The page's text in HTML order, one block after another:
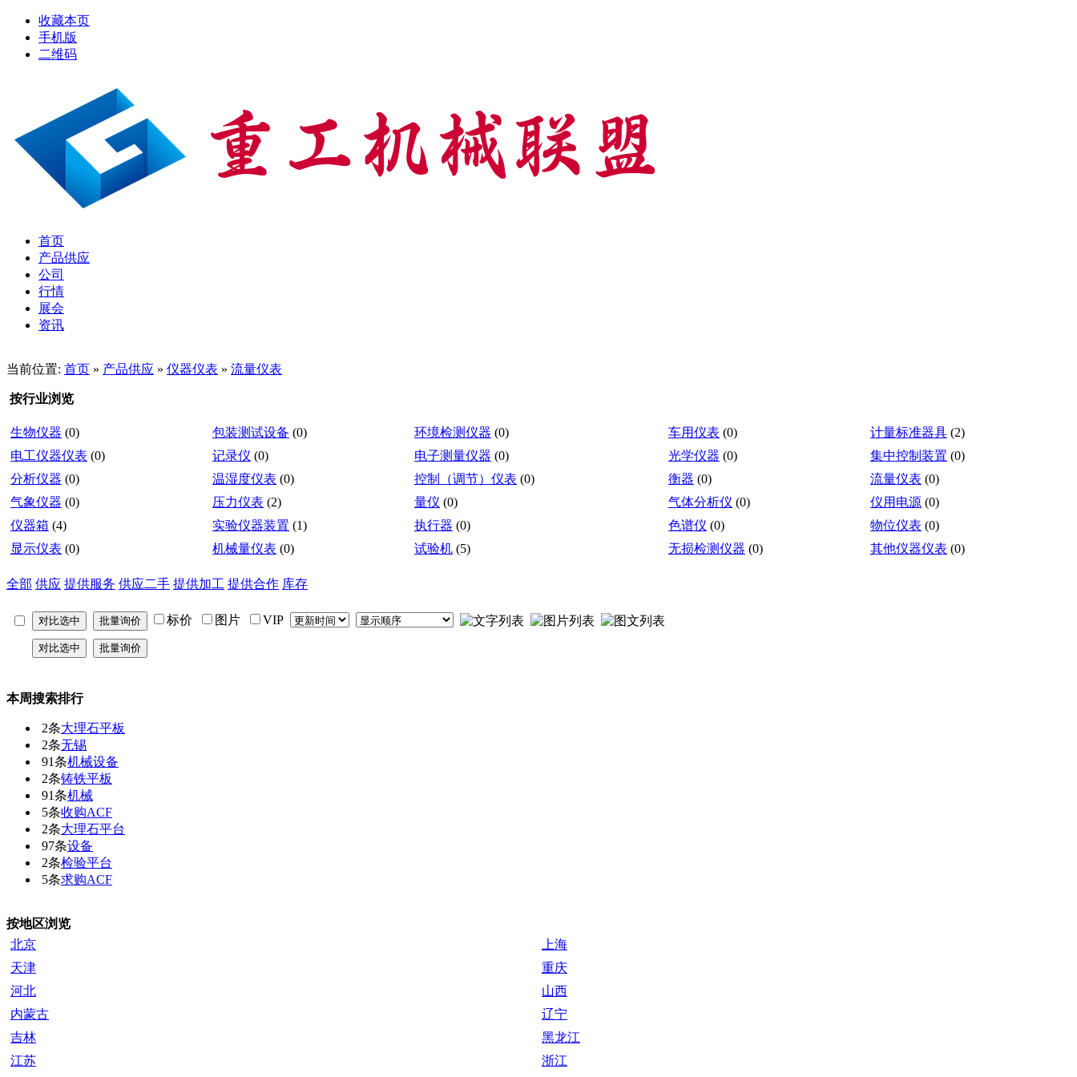
收藏本页
手机版
二维码
首页
产品供应
公司
行情
展会
资讯
当前位置: 首页 » 产品供应 » 仪器仪表 » 流量仪表
按行业浏览
生物仪器 (0) 包装测试设备 (0) 环境检测仪器 (0) 车用仪表 (0) 计量标准器具 (2)
电工仪器仪表 (0) 记录仪 (0) 电子测量仪器 (0) 光学仪器 (0) 集中控制装置 (0)
分析仪器 (0) 温湿度仪表 (0) 控制（调节）仪表 (0) 衡器 (0) 流量仪表 (0)
气象仪器 (0) 压力仪表 (2) 量仪 (0) 气体分析仪 (0) 仪用电源 (0)
仪器箱 (4) 实验仪器装置 (1) 执行器 (0) 色谱仪 (0) 物位仪表 (0)
显示仪表 (0) 机械量仪表 (0) 试验机 (5) 无损检测仪器 (0) 其他仪器仪表 (0)
全部 供应 提供服务 供应二手 提供加工 提供合作 库存
标价 图片 VIP
本周搜索排行
2条大理石平板
2条无锡
91条机械设备
2条铸铁平板
91条机械
5条收购ACF
2条大理石平台
97条设备
2条检验平台
5条求购ACF
按地区浏览
北京
上海
天津
重庆
河北
山西
内蒙古
辽宁
吉林
黑龙江
江苏
浙江